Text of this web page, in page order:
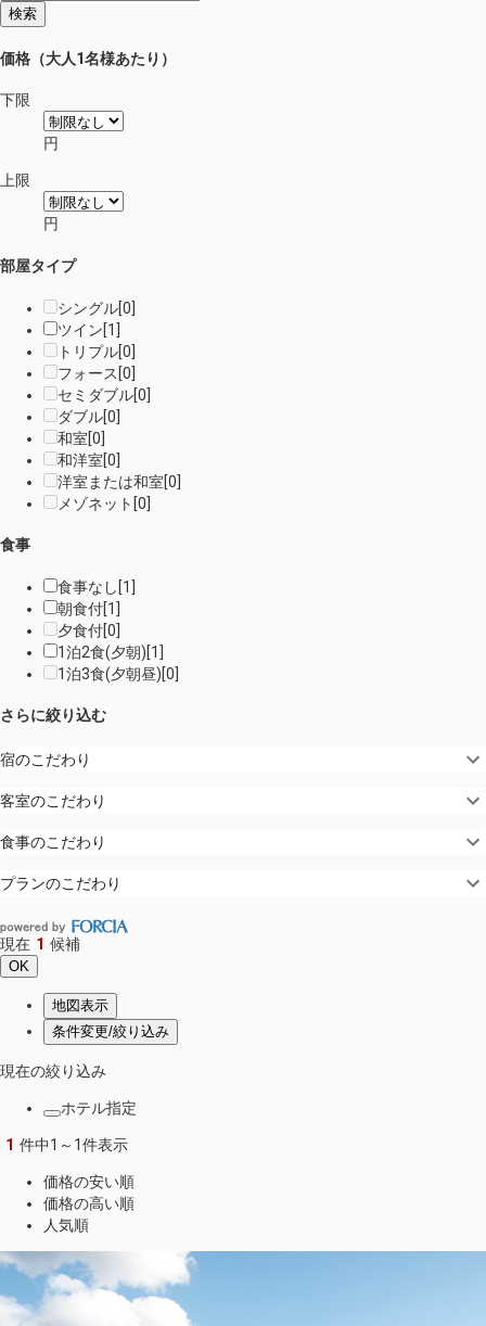
検索
価格（大人1名様あたり）
下限
円
上限
円
部屋タイプ
シングル[0
ツイン[1
トリプル[0
フォース [0
セミダブル[0
ダブル[0
和室[0
和洋室[0
洋室または和室[0
メゾネット [0
食事
食事なし [1
朝食付[1
夕食付[0
1泊2食(夕朝)[1
1泊3食(夕朝昼)[0
さらに絞り込む
宿のこだわり
客室のこだわり
食事のこだわり
プランのこだわり
現在 1 候補
OK
地図表示
条件変更/絞り込み
現在の絞り込み
ホテル指定
1 件中1～1件表示
価格の安い順
価格の高い順
人気順